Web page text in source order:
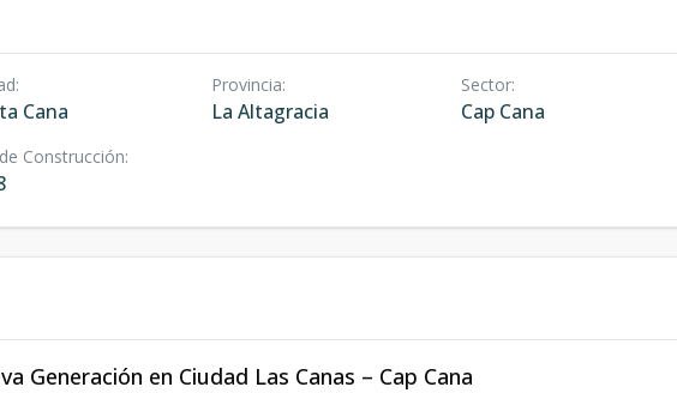
:
Cana
Provincia:
La Altagracia
Sector:
Cap Cana
Construcción:
Generación en Ciudad Las Canas – Cap Cana